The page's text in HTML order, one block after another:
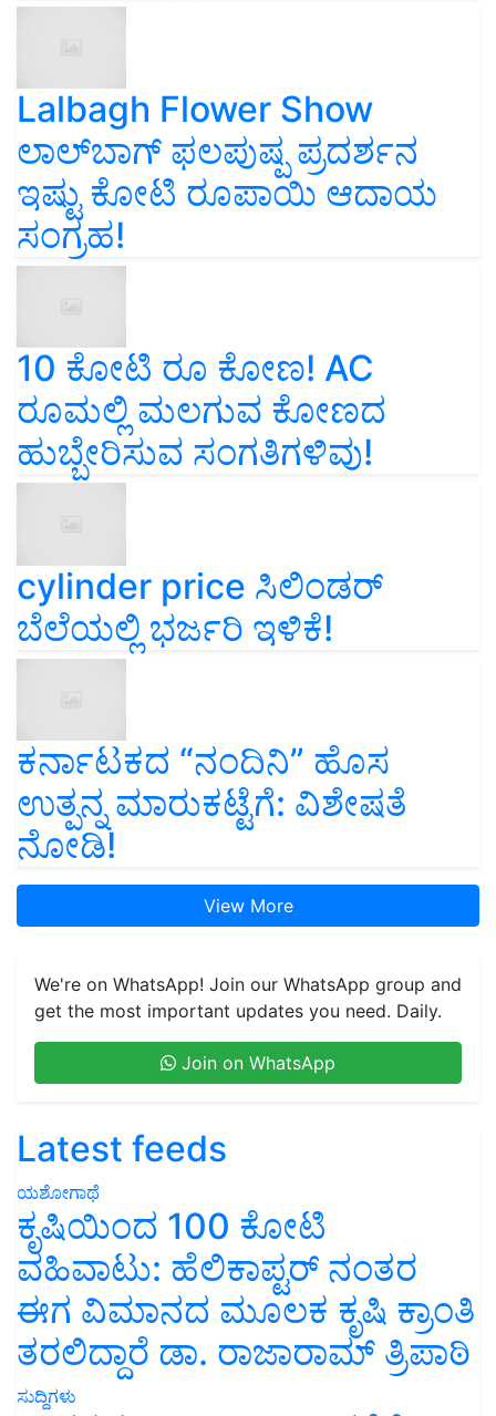
Lalbagh Flower Show
ಲಾಲ್‌ಬಾಗ್ ಫಲಪುಷ್ಪ ಪ್ರದರ್ಶನ
ಇಷ್ಟು ಕೋಟಿ ರೂಪಾಯಿ ಆದಾಯ
ಸಂಗ್ರಹ!
10 ಕೋಟಿ ರೂ ಕೋಣ! AC
ರೂಮಲ್ಲಿ ಮಲಗುವ ಕೋಣದ
ಹುಬ್ಬೇರಿಸುವ ಸಂಗತಿಗಳಿವು!
cylinder price ಸಿಲಿಂಡರ್‌
ಬೆಲೆಯಲ್ಲಿ ಭರ್ಜರಿ ಇಳಿಕೆ!
ಕರ್ನಾಟಕದ “ನಂದಿನಿ” ಹೊಸ
ಉತ್ಪನ್ನ ಮಾರುಕಟ್ಟೆಗೆ: ವಿಶೇಷತೆ
ನೋಡಿ!
View More
We're on WhatsApp! Join our WhatsApp group and
get the most important updates you need. Daily.
Join on WhatsApp
Latest feeds
ಯಶೋಗಾಥೆ
ಕೃಷಿಯಿಂದ 100 ಕೋಟಿ
ವಹಿವಾಟು: ಹೆಲಿಕಾಪ್ಟರ್ ನಂತರ
ಈಗ ವಿಮಾನದ ಮೂಲಕ ಕೃಷಿ ಕ್ರಾಂತಿ
ತರಲಿದ್ದಾರೆ ಡಾ. ರಾಜಾರಾಮ್ ತ್ರಿಪಾಠಿ
ಸುದ್ದಿಗಳು